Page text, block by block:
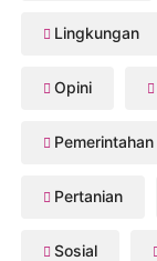
Lingkungan
Opini
Pemerintahan
Pertanian
Sosial